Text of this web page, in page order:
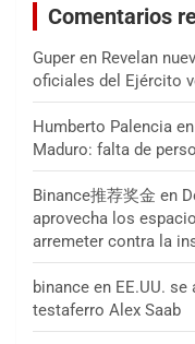
Comentarios
Guper en Revelan
oficiales del Ejército
Humberto Palencia en
Maduro: falta de
Binance推荐奖金 en
aprovecha los
arremeter contra la
binance en EE.UU.
testaferro Alex Saab